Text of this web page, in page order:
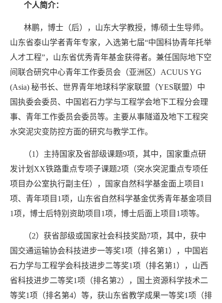
个人简介：
林鹏，博士（后），山东大学教授，博/硕士生导师。
山东省泰山学者青年专家，入选第七届“中国科协青年托举
人才工程”，山东省优秀青年基金获得者。兼任国际地下空
间联合研究中心青年工作委员会（亚洲区） ACUUS YG
(Asia) 秘书长、世界青年地球科学家联盟（YES联盟）中
国执委会委员、中国岩石力学与工程学会地下工程分会理
事、青年工作委员会委员等。主要从事隧道及地下工程突
水突泥灾变防控方面的研究与教学工作。
（1 ）主持国家及省部级课题9项，其中，国家重点研
发计划 XX铁路重点专项子课题2项（突水突泥重点专项任
项目办公室执行副主任），国家自然科学基金面上项目 1
项、青年项目 1项，山东省自然科学基金优秀青年基金项目
1项，博士后特别资助项目 1项，博士后面上项目 1项等。
（2）获省部级或国家社会科技奖励7项，其中，获中
国交通运输协会科技进步一等奖1项（排名第1 ），中国岩
石力学与工程学会科技进步二等奖1项（排名第1 ），山西
省科技进步二等奖1项（排名第2），国土资源科学技术二
等奖1项（排名第4）等，获山东省教学成果一等奖1项（排